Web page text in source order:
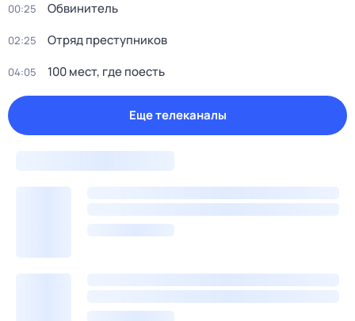
00:25 Обвинитель
02:25 Отряд преступников
04:05 100 мест, где поесть
Еще телеканалы